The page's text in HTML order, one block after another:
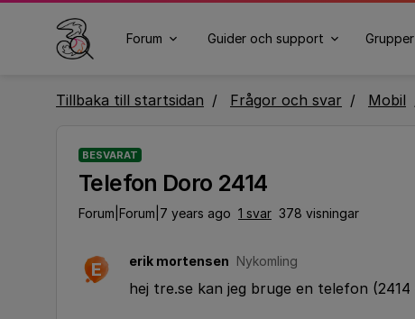
Forum Guider och support Grupper
Tillbaka till startsidan Frågor och svar Mobil
BESVARAT
Telefon Doro 2414
Forum|Forum|7 years ago 1 svar 378 visningar
E erik mortensen Nykomling
hej tre.se kan jeg bruge en telefon (2414